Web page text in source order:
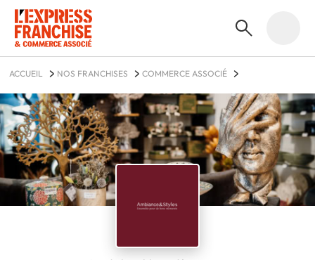
ACCUEIL NOS FRANCHISES
COMMERCE ASSOCIÉ